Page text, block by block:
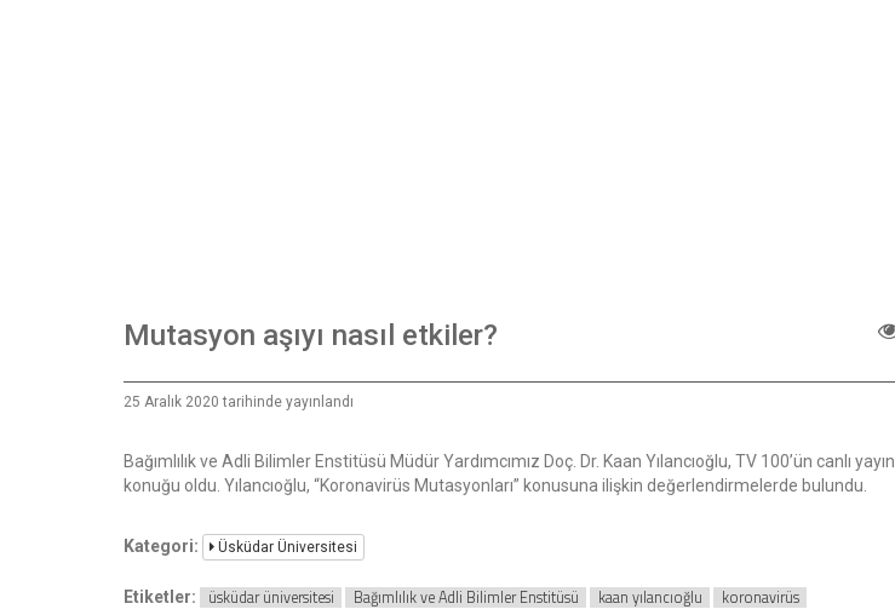
Mutasyon aşıyı nasıl etkiler?
25 Aralık 2020 tarihinde yayınlandı
Bağımlılık ve Adli Bilimler Enstitüsü Müdür Yardımcımız Doç. Dr. Kaan Yılancıoğlu, TV 100’ün canlı yayın
konuğu oldu. Yılancıoğlu, “Koronavirüs Mutasyonları” konusuna ilişkin değerlendirmelerde bulundu.
Kategori: Üsküdar Üniversitesi
Etiketler: üsküdar üniversitesi Bağımlılık ve Adli Bilimler Enstitüsü kaan yılancıoğlu
koronavirüs